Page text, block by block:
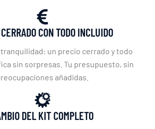
CON TODO INCLUIDO
un precio cerrado y todo
sin sorpresas. Tu presupuesto, sin
añadidas.
DEL KIT COMPLETO